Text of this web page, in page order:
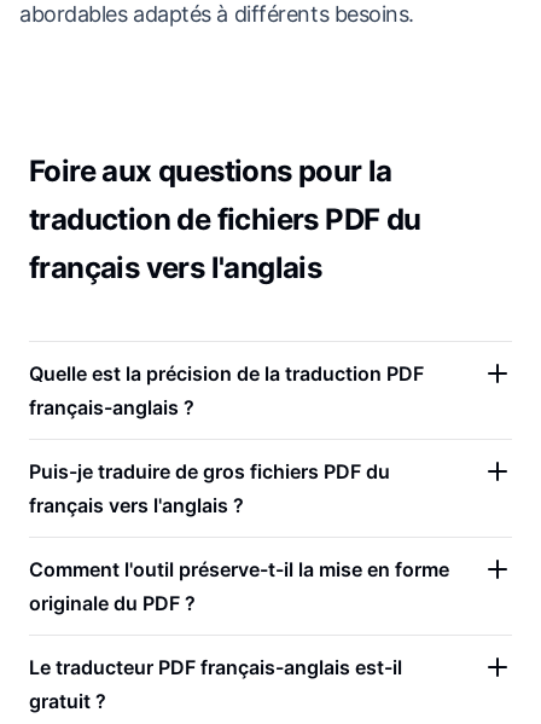
abordables adaptés à différents besoins.
Foire aux questions pour la
traduction de fichiers PDF du
français vers l'anglais
Quelle est la précision de la traduction PDF
français-anglais ?
Puis-je traduire de gros fichiers PDF du
français vers l'anglais ?
Comment l'outil préserve-t-il la mise en forme
originale du PDF ?
Le traducteur PDF français-anglais est-il
gratuit ?